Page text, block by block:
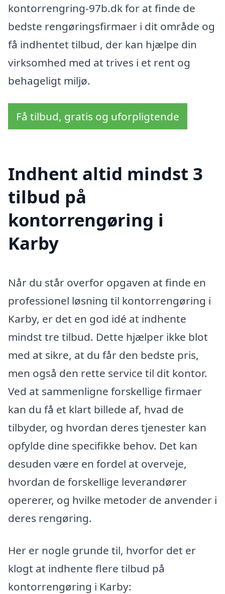
kontorrengring-97b.dk for at finde de
bedste rengøringsfirmaer i dit område og
få indhentet tilbud, der kan hjælpe din
virksomhed med at trives i et rent og
behageligt miljø.
Få tilbud, gratis og uforpligtende
Indhent altid mindst 3
tilbud på
kontorrengøring i
Karby
Når du står overfor opgaven at finde en
professionel løsning til kontorrengøring i
Karby, er det en god idé at indhente
mindst tre tilbud. Dette hjælper ikke blot
med at sikre, at du får den bedste pris,
men også den rette service til dit kontor.
Ved at sammenligne forskellige firmaer
kan du få et klart billede af, hvad de
tilbyder, og hvordan deres tjenester kan
opfylde dine specifikke behov. Det kan
desuden være en fordel at overveje,
hvordan de forskellige leverandører
opererer, og hvilke metoder de anvender i
deres rengøring.
Her er nogle grunde til, hvorfor det er
klogt at indhente flere tilbud på
kontorrengøring i Karby: